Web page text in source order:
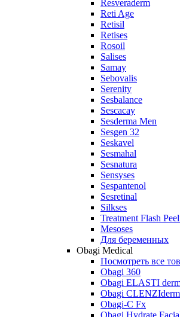
Resveraderm
Reti Age
Retisil
Retises
Rosoil
Salises
Samay
Sebovalis
Serenity
Sesbalance
Sescacay
Sesderma Men
Sesgen 32
Seskavel
Sesmahal
Sesnatura
Sensyses
Sespantenol
Sesretinal
Silkses
Treatment Flash
Mesoses
Для беременных
Obagi Medical
Посмотреть все
Obagi 360
Obagi ELASTI
Obagi
Obagi-C Fx
Obagi Hydrate